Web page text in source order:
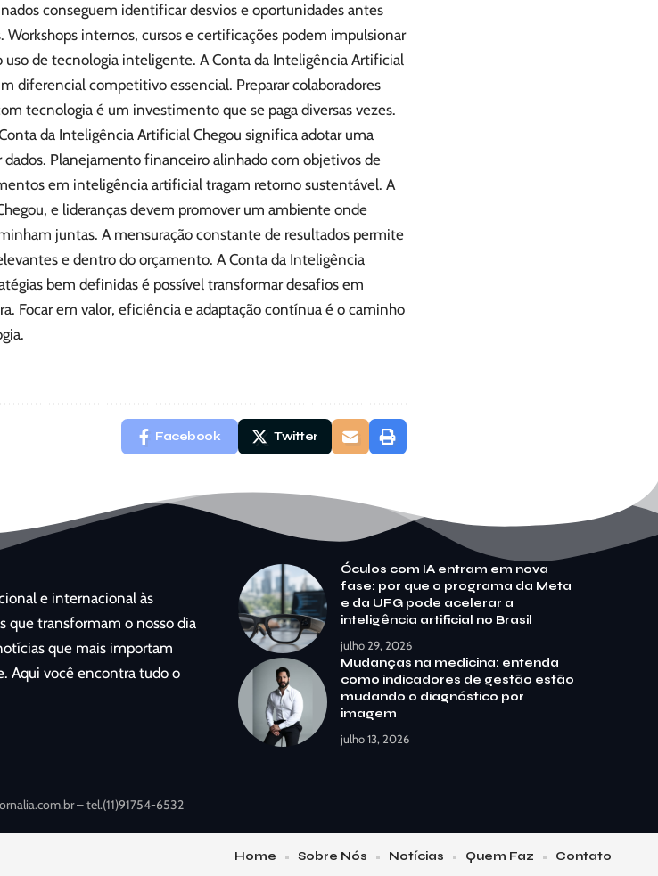
conseguem identificar desvios e oportunidades antes
Workshops internos, cursos e certificações podem impulsionar
uso de tecnologia inteligente. A Conta da Inteligência Artificial
diferencial competitivo essencial. Preparar colaboradores
tecnologia é um investimento que se paga diversas vezes.
da Inteligência Artificial Chegou significa adotar uma
dados. Planejamento financeiro alinhado com objetivos de
em inteligência artificial tragam retorno sustentável. A
e lideranças devem promover um ambiente onde
juntas. A mensuração constante de resultados permite
e dentro do orçamento. A Conta da Inteligência
bem definidas é possível transformar desafios em
Focar em valor, eficiência e adaptação contínua é o caminho
Facebook Twitter
e internacional às
que transformam o nosso dia
que mais importam
Aqui você encontra tudo o
Óculos com IA entram em nova
fase: por que o programa da Meta
e da UFG pode acelerar a
inteligência artificial no Brasil
julho 29, 2026
Mudanças na medicina: entenda
como indicadores de gestão estão
mudando o diagnóstico por
imagem
julho 13, 2026
– tel.(11)91754-6532
Home Sobre Nós Notícias Quem Faz Contato